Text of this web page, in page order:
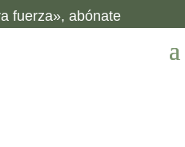
fuerza», abónate